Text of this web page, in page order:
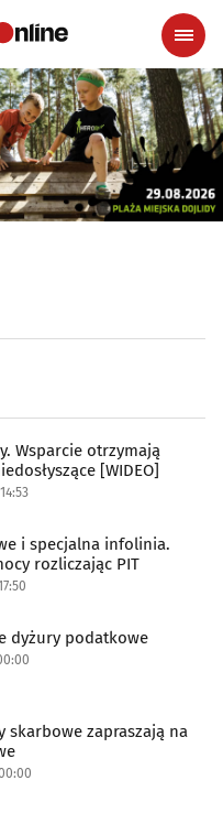
Wsparcie otrzymają
[WIDEO]
i specjalna infolinia.
rozliczając PIT
dyżury podatkowe
skarbowe zapraszają na